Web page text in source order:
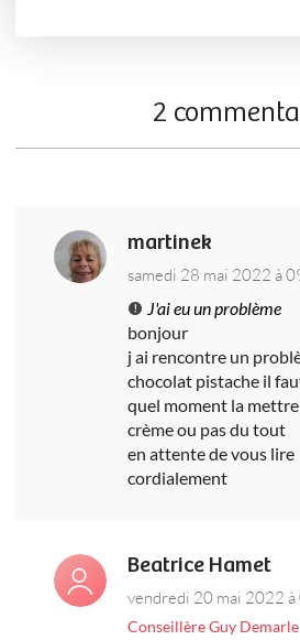
2
martinek
samedi 28 mai 2022 à
J'ai eu un problème
bonjour
j ai rencontre un
chocolat pistache il
quel moment la
crème ou pas du tout
en attente de vous lire
cordialement
Beatrice Hamet
vendredi 20 mai 2022
Conseillère Guy Demarle